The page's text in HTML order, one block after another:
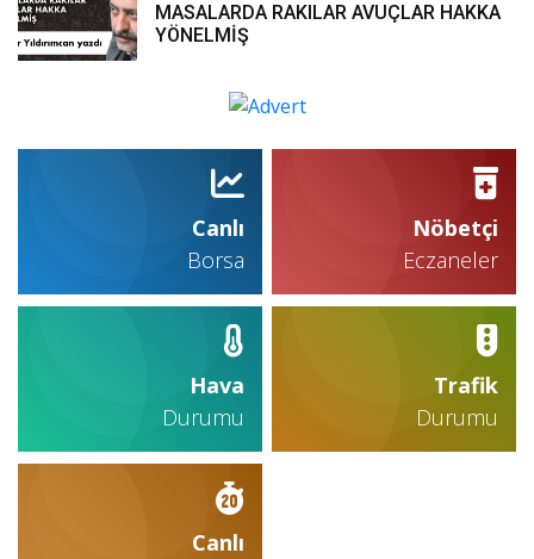
MASALARDA RAKILAR AVUÇLAR HAKKA
YÖNELMİŞ
Canlı
Borsa
Nöbetçi
Eczaneler
Hava
Durumu
Trafik
Durumu
Canlı